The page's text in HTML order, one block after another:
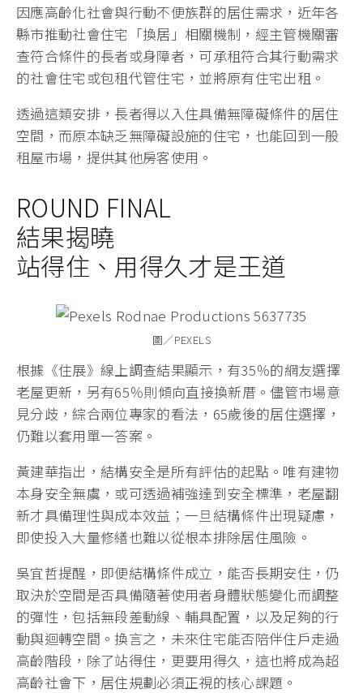
因應高齡化社會與行動不便族群的居住需求，近年各
縣市推動社會住宅「換居」相關機制，經主管機關審
查符合條件的長者或身障者，可承租符合其行動需求
的社會住宅或包租代管住宅，並將原有住宅出租。
透過這類安排，長者得以入住具備無障礙條件的居住
空間，而原本缺乏無障礙設施的住宅，也能回到一般
租屋市場，提供其他房客使用。
ROUND FINAL
結果揭曉
站得住、用得久才是王道
圖／PEXELS
根據《住展》線上調查結果顯示，有35％的網友選擇
老屋更新，另有65％則傾向直接換新厝。儘管市場意
見分歧，綜合兩位專家的看法，65歲後的居住選擇，
仍難以套用單一答案。
黃建華指出，結構安全是所有評估的起點。唯有建物
本身安全無虞，或可透過補強達到安全標準，老屋翻
新才具備理性與成本效益；一旦結構條件出現疑慮，
即使投入大量修繕也難以從根本排除居住風險。
吳宜哲提醒，即便結構條件成立，能否長期安住，仍
取決於空間是否具備隨著使用者身體狀態變化而調整
的彈性，包括無段差動線、輔具配置，以及足夠的行
動與迴轉空間。換言之，未來住宅能否陪伴住戶走過
高齡階段，除了站得住，更要用得久，這也將成為超
高齡社會下，居住規劃必須正視的核心課題。